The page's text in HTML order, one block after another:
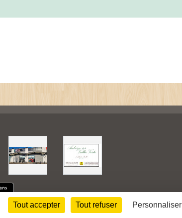
Tout accepter Tout refuser Personnaliser